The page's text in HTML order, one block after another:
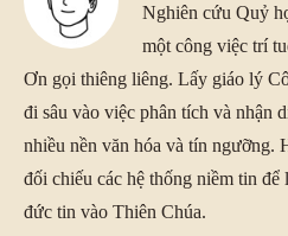
Nghiên cứu Quỷ
một công việc trí
Ơn gọi thiêng liêng. Lấy giáo lý
đi sâu vào việc phân tích và nhận
nhiều nền văn hóa và tín ngưỡng.
đối chiếu các hệ thống niềm tin
đức tin vào Thiên Chúa.